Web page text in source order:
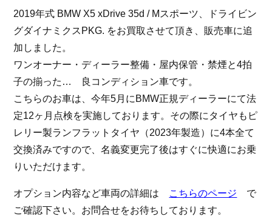
2019年式 BMW X5 xDrive 35d / Mスポーツ、ドライビン
グダイナミクスPKG. をお買取させて頂き、販売車に追
加しました。
ワンオーナー・ディーラー整備・屋内保管・禁煙と4拍
子の揃った… 良コンディション車です。
こちらのお車は、今年5月にBMW正規ディーラーにて法
定12ヶ月点検を実施しております。その際にタイヤもピ
レリー製ランフラットタイヤ（2023年製造）に4本全て
交換済みですので、名義変更完了後はすぐに快適にお乗
りいただけます。
オプション内容など車両の詳細は こちらのページ で
ご確認下さい。お問合せをお待ちしております。
トータルカーサービス
採用情報
お問い合わせ
買取・下取りについて
LINEでのお問い合わせ
電話でのお問い合わせ
輸入車買取販売事業）
〒136-0074 東京都江東区東砂7-10-14
TEL : 03-6666-2544
MAIL :info@smart-auto.co.jp